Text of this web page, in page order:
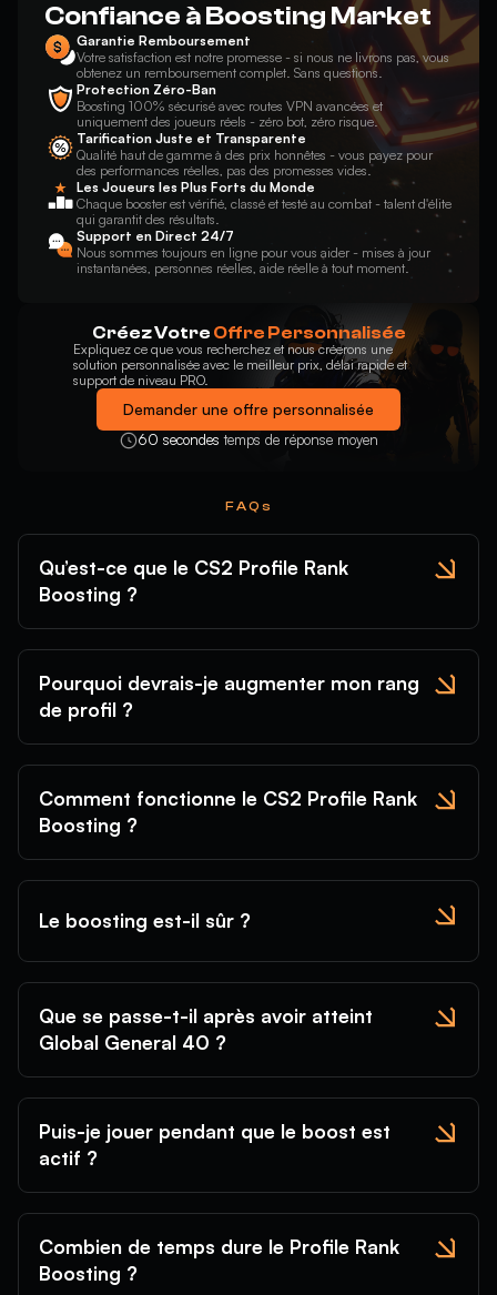
Confiance à Boosting Market
Garantie Remboursement
Votre satisfaction est notre promesse - si nous ne livrons pas, vous
obtenez un remboursement complet. Sans questions.
Protection Zéro-Ban
Boosting 100% sécurisé avec routes VPN avancées et
uniquement des joueurs réels - zéro bot, zéro risque.
Tarification Juste et Transparente
Qualité haut de gamme à des prix honnêtes - vous payez pour
des performances réelles, pas des promesses vides.
Les Joueurs les Plus Forts du Monde
Chaque booster est vérifié, classé et testé au combat - talent d'élite
qui garantit des résultats.
Support en Direct 24/7
Nous sommes toujours en ligne pour vous aider - mises à jour
instantanées, personnes réelles, aide réelle à tout moment.
Créez Votre Offre Personnalisée
Expliquez ce que vous recherchez et nous créerons une
solution personnalisée avec le meilleur prix, délai rapide et
support de niveau PRO.
Demander une offre personnalisée
60 secondestemps de réponse moyen
FAQs
Qu’est-ce que le CS2 Profile Rank
Boosting ?
Pourquoi devrais-je augmenter mon rang
de profil ?
Comment fonctionne le CS2 Profile Rank
Boosting ?
Le boosting est-il sûr ?
Que se passe-t-il après avoir atteint
Global General 40 ?
Puis-je jouer pendant que le boost est
actif ?
Combien de temps dure le Profile Rank
Boosting ?